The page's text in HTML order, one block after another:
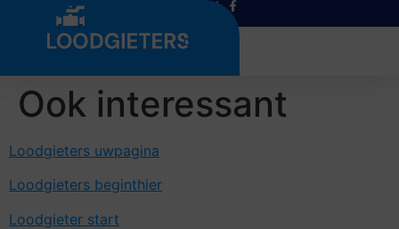
Menu
Ook interessant
Loodgieters uwpagina
Loodgieters beginthier
Loodgieter start